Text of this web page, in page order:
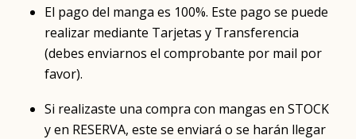
El pago del manga es 100%. Este pago se puede
realizar mediante Tarjetas y Transferencia
(debes enviarnos el comprobante por mail por
favor).
Si realizaste una compra con mangas en STOCK
y en RESERVA, este se enviará o se harán llegar